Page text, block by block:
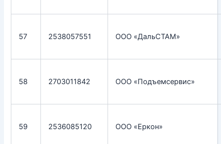
57 2538057551 ООО «ДальСТАМ»
58 2703011842 ООО «Подъемсервис»
59 2536085120 ООО «Еркон»